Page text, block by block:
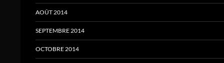
AOÛT 2014
SEPTEMBRE 2014
OCTOBRE 2014